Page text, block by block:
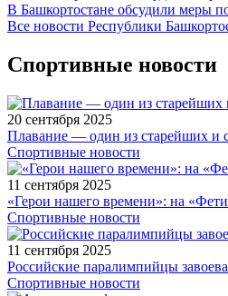
В Башкортостане обсудили меры
Все новости Республики
Спортивные новости
20 сентября 2025
Плавание — один из старейших и
Спортивные новости
11 сентября 2025
«Герои нашего времени»: на
Спортивные новости
11 сентября 2025
Российские паралимпийцы
Спортивные новости